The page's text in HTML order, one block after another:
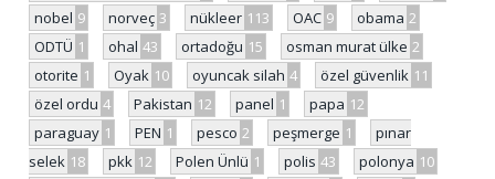
nobel 9 norveç 3 nükleer 113 OAC 9 obama 2
ODTÜ 1 ohal 43 ortadoğu 15 osman murat ülke 2
otorite 1 Oyak 10 oyuncak silah 4 özel güvenlik 11
özel ordu 4 Pakistan 12 panel 1 papa 12
paraguay 1 PEN 1 pesco 2 peşmerge 1
pınar
selek 18 pkk 12 Polen Ünlü 1 polis 43 polonya 10